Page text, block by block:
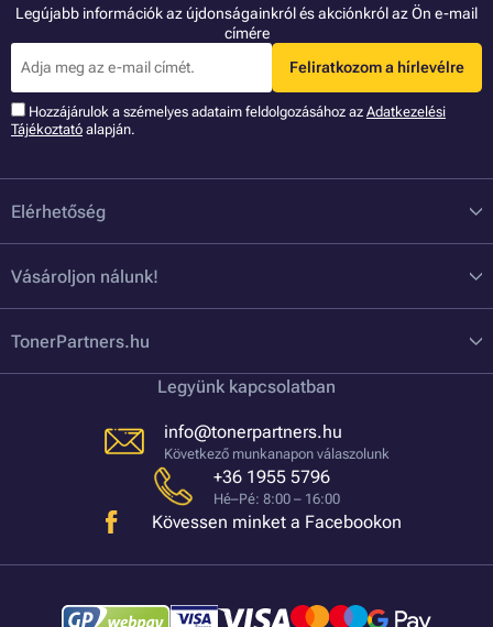
Legújabb információk az újdonságainkról és akciónkról az Ön e-mail
címére
Feliratkozom a hírlevélre
Hozzájárulok a szémelyes adataim feldolgozásához az Adatkezelési
Tájékoztató alapján.
Elérhetőség
Vásároljon nálunk!
TonerPartners.hu
Legyünk kapcsolatban
info@tonerpartners.hu
Következő munkanapon válaszolunk
+36 1955 5796
Hé–Pé: 8:00 – 16:00
Kövessen minket a Facebookon